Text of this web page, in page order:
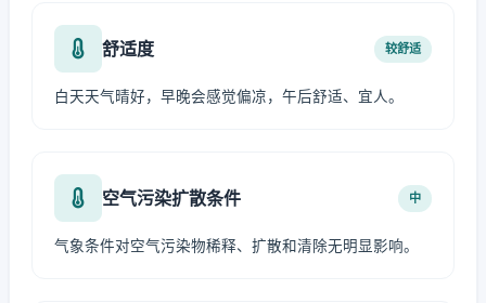
舒适度 较舒适
白天天气晴好，早晚会感觉偏凉，午后舒适、宜人。
空气污染扩散条件 中
气象条件对空气污染物稀释、扩散和清除无明显影响。